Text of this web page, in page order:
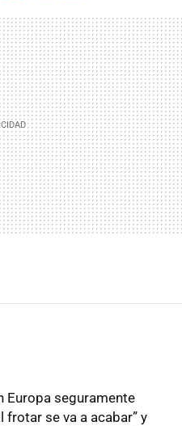
MAIL
Europa seguramente
frotar se va a acabar” y